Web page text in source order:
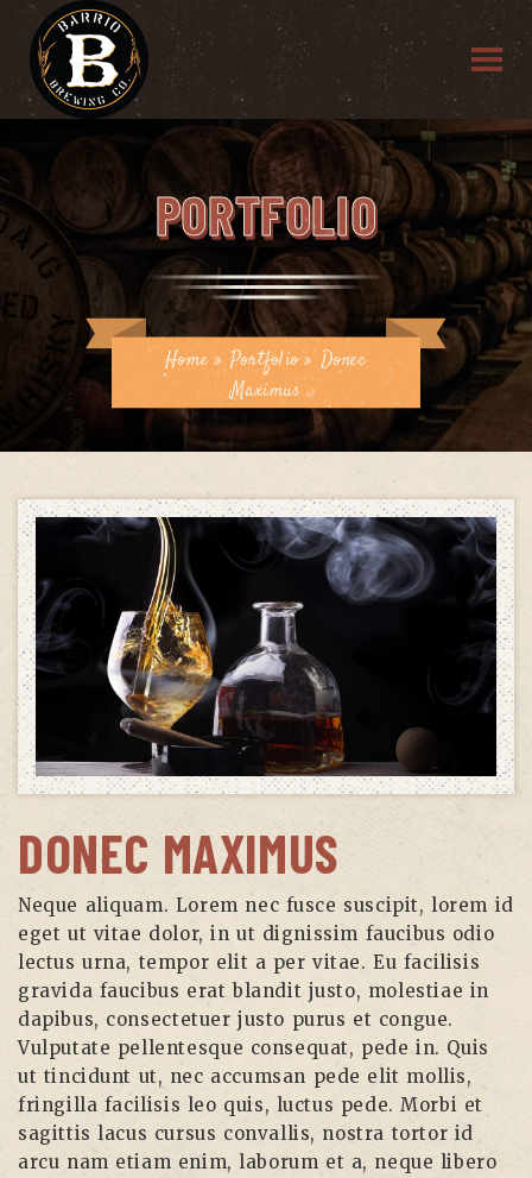
PORTFOLIO
Home»Portfolio»Donec
Maximus
DONEC MAXIMUS
Neque aliquam. Lorem nec fusce suscipit, lorem id
eget ut vitae dolor, in ut dignissim faucibus odio
lectus urna, tempor elit a per vitae. Eu facilisis
gravida faucibus erat blandit justo, molestiae in
dapibus, consectetuer justo purus et congue.
Vulputate pellentesque consequat, pede in. Quis
ut tincidunt ut, nec accumsan pede elit mollis,
fringilla facilisis leo quis, luctus pede. Morbi et
sagittis lacus cursus convallis, nostra tortor id
arcu nam etiam enim, laborum et a, neque libero